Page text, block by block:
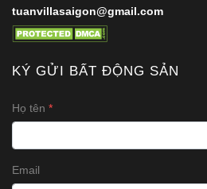
tuanvillasaigon@gmail.com
KÝ GỬI BẤT ĐỘNG SẢN
Họ tên
Email